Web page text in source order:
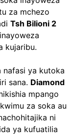
za mchezo
Tsh Bilioni 2
kujaribu.
nafasi ya kutoka
sana. Diamond
mpango
za soka au
ni
ya kufuatilia